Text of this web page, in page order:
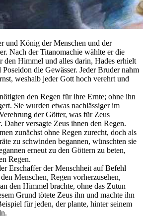
und König der Menschen und der
Nach der Titanomachie wählte er die
den Himmel und alles darin, Hades erhielt
die Gewässer. Jeder Bruder nahm
weshalb jeder Gott hoch verehrt und
den Regen für ihre Ernte; ohne ihn
Sie wurden etwas nachlässiger im
der Götter, was für Zeus
Daher versagte Zeus ihnen den Regen.
zunächst ohne Regen zurecht, doch als
zu schwinden begannen, wünschten sie
erneut zu den Göttern zu beten,
Regen.
Erschaffer der Menschheit auf Befehl
Menschen, Regen vorherzusehen,
den Himmel brachte, ohne das Zutun
Grund tötete Zeus ihn und machte ihn
für jeden, der plante, hinter seinem